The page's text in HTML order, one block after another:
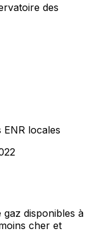
des
locales
disponibles à
cher et